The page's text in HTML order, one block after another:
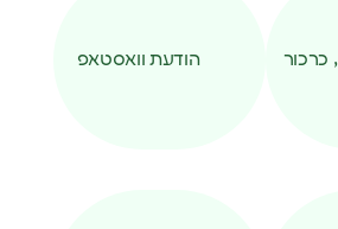
הודעת וואסטאפ